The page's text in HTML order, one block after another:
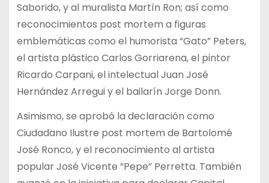
Saborido, y al muralista Martín Ron; así como
reconocimientos post mortem a figuras
emblemáticas como el humorista “Gato” Peters,
el artista plástico Carlos Gorriarena, el pintor
Ricardo Carpani, el intelectual Juan José
Hernández Arregui y el bailarín Jorge Donn.
Asimismo, se aprobó la declaración como
Ciudadano Ilustre post mortem de Bartolomé
José Ronco, y el reconocimiento al artista
popular José Vicente “Pepe” Perretta. También